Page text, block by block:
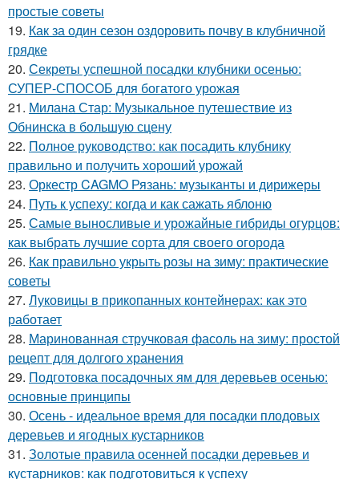
простые советы
19. Как за один сезон оздоровить почву в клубничной
грядке
20. Секреты успешной посадки клубники осенью:
СУПЕР-СПОСОБ для богатого урожая
21. Милана Стар: Музыкальное путешествие из
Обнинска в большую сцену
22. Полное руководство: как посадить клубнику
правильно и получить хороший урожай
23. Оркестр CAGMO Рязань: музыканты и дирижеры
24. Путь к успеху: когда и как сажать яблоню
25. Самые выносливые и урожайные гибриды огурцов:
как выбрать лучшие сорта для своего огорода
26. Как правильно укрыть розы на зиму: практические
советы
27. Луковицы в прикопанных контейнерах: как это
работает
28. Маринованная стручковая фасоль на зиму: простой
рецепт для долгого хранения
29. Подготовка посадочных ям для деревьев осенью:
основные принципы
30. Осень - идеальное время для посадки плодовых
деревьев и ягодных кустарников
31. Золотые правила осенней посадки деревьев и
кустарников: как подготовиться к успеху